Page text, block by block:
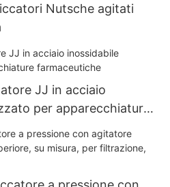
Nutsche agitati
JJ in acciaio
per apparecchiature